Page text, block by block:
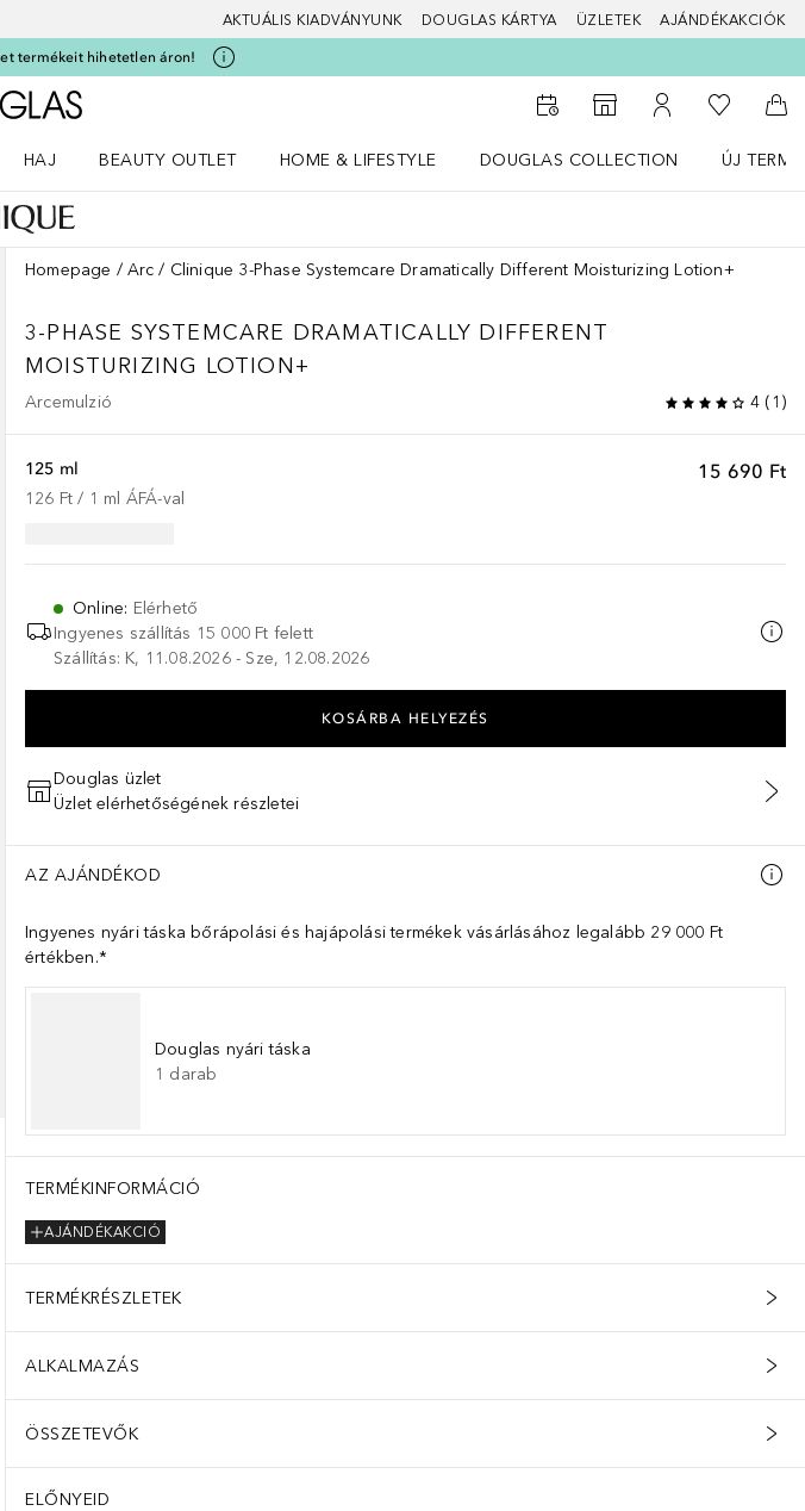
AKTUÁLIS KIADVÁNYUNK DOUGLAS KÁRTYA ÜZLETEK AJÁNDÉKAKCIÓK
termékeit hihetetlen áron!
A Douglas Főoldalra
Az üzletkeresőhöz
A fiókomhoz
A
HAJ
BEAUTY OUTLET
HOME & LIFESTYLE
DOUGLAS COLLECTION
ÚJ
Homepage Arc Clinique 3-Phase Systemcare Dramatically Different Moisturizing Lotion+
3-PHASE SYSTEMCARE DRAMATICALLY DIFFERENT
MOISTURIZING LOTION+
Arcemulzió 4 ( 1 )
15 690 Ft
125 ml
126 Ft / 1 ml ÁFÁ-val
Online: Elérhető
Ingyenes szállítás 15 000 Ft felett
Szállítás: K, 11.08.2026 - Sze, 12.08.2026
KOSÁRBA HELYEZÉS
Douglas üzlet
Üzlet elérhetőségének részletei
AZ AJÁNDÉKOD
Ingyenes nyári táska bőrápolási és hajápolási termékek vásárlásához legalább 29 000 Ft
értékben.*
Douglas nyári táska
1 darab
TERMÉKINFORMÁCIÓ
AJÁNDÉKAKCIÓ
TERMÉKRÉSZLETEK
ALKALMAZÁS
ÖSSZETEVŐK
ELŐNYEID